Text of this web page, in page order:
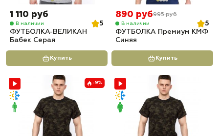
1 110 руб
В наличии
5
ФУТБОЛКА-ВЕЛИКАН
Бабек Серая
Купить
890 руб995 руб
В наличии
5
ФУТБОЛКА Премиум КМФ
Синяя
Купить
-9%